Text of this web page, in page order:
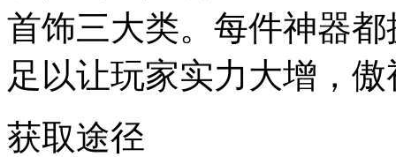
首饰三大类。每件神器
足以让玩家实力大增，
获取途径